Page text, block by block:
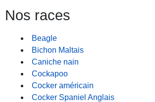
Nos races
Beagle
Bichon Maltais
Caniche nain
Cockapoo
Cocker américain
Cocker Spaniel Anglais